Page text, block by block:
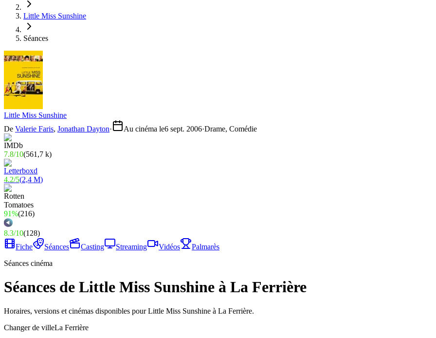
Little Miss Sunshine
Séances
Little Miss Sunshine
De Valerie Faris, Jonathan Dayton· Au cinéma le6 sept. 2006·Drame, Comédie
7.8/10(561,7 k)
4.2/5(2,4 M)
91%(216)
8.3/10(128)
Fiche
Séances Casting Streaming Vidéos
Palmarès
Séances cinéma
Séances de Little Miss Sunshine à La Ferrière
Horaires, versions et cinémas disponibles pour Little Miss Sunshine à La Ferrière.
Changer de villeLa Ferrière